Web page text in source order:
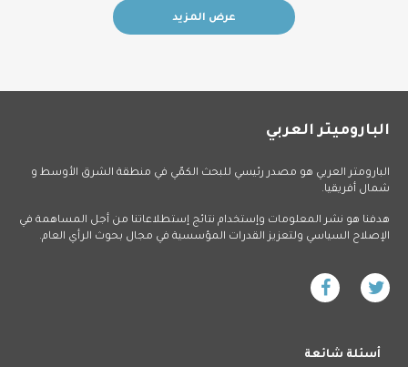
عرض المزيد
الباروميتر العربي
البارومتر العربي هو مصدر رئيسي للبحث الكمّي في منطقة الشرق الأوسط و
شمال أفريقيا.
هدفنا هو نشر المعلومات وإستخدام نتائج إستطلاعاتنا من أجل المساهمة في
الإصلاح السياسي ولتعزيز القدرات المؤسسية في مجال بحوث الرأي العام.
أسئلة شائعة